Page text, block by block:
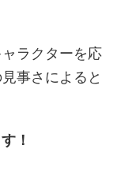
ラクターを応
事さによると
！